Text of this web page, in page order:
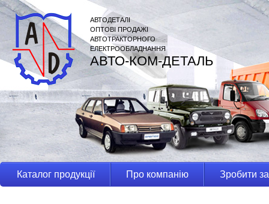
АВТОДЕТАЛІ
ОПТОВІ ПРОДАЖІ
АВТОТРАКТОРНОГО
ЕЛЕКТРООБЛАДНАННЯ
АВТО-КОМ-ДЕТАЛЬ
Каталог продукції Про компанію Зробити